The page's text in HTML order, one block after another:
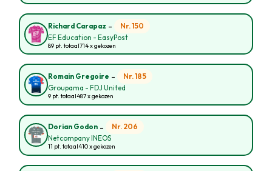
Richard Carapaz - Nr. 150
EF Education - EasyPost
89 pt. totaal714 x gekozen
Romain Gregoire - Nr. 185
Groupama - FDJ United
9 pt. totaal487 x gekozen
Dorian Godon - Nr. 206
Netcompany INEOS
11 pt. totaal410 x gekozen